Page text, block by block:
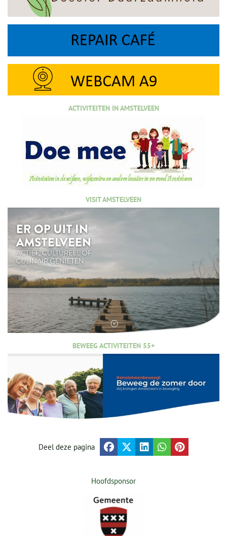
ACTIVITEITEN IN AMSTELVEEN
VISIT AMSTELVEEN
BEWEEG ACTIVITEITEN 55+
Deel deze pagina
Hoofdsponsor